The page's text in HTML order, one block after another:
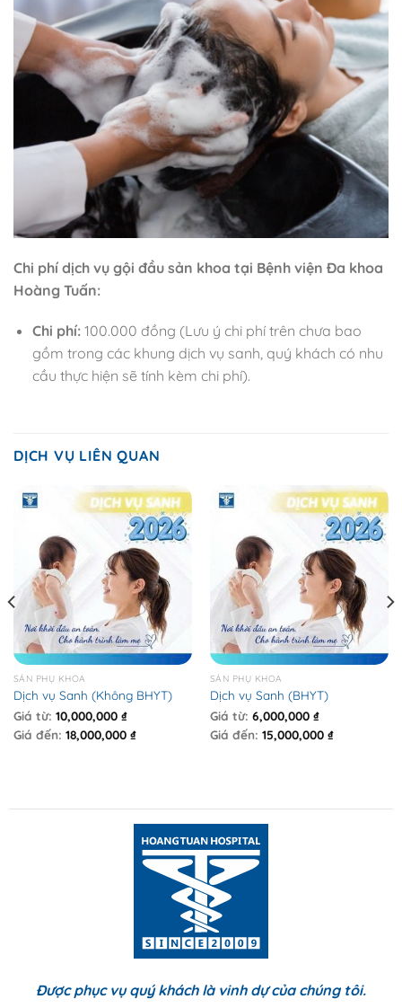
Chi phí dịch vụ gội đầu sản khoa tại Bệnh viện Đa khoa
Hoàng Tuấn:
Chi phí: 100.000 đồng (Lưu ý chi phí trên chưa bao
gồm trong các khung dịch vụ sanh, quý khách có nhu
cầu thực hiện sẽ tính kèm chi phí).
DỊCH VỤ LIÊN QUAN
SẢN PHỤ KHOA
Dịch vụ Sanh (Không BHYT)
Giá từ: 10,000,000 ₫
Giá đến: 18,000,000 ₫
SẢN PHỤ KHOA
Dịch vụ Sanh (BHYT)
Giá từ: 6,000,000 ₫
Giá đến: 15,000,000 ₫
Được phục vụ quý khách là vinh dự của chúng tôi.